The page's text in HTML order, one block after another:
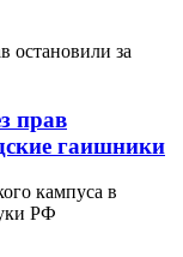
прав
гаишники